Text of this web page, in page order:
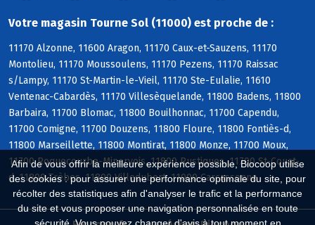
Afin de vous offrir la meilleure expérience possible, Biocoop utilise
des cookies : pour assurer une performance optimale du site, pour
récolter des statistiques afin d'analyser le trafic et la performance
du site et vous proposer une navigation personnalisée en toute
Votre magasin Tourne Sol (11000) est proche de :
11170 Alzonne, 11600 Aragon, 11170 Caux-et-Sauzens, 11170
Montolieu, 11170 Moussoulens, 11170 Pezens, 11170 Raissac
s/Lampy, 11170 St-Martin-le-Vieil, 11170 Ste-Eulalie, 11610
Ventenac-Cabardès, 11170 Villesèquelande, 11800 Badens, 11800
Barbaira, 11700 Blomac, 11800 Bouilhonnac, 11700 Capendu,
11700 Comigne, 11700 Douzens, 11800 Floure, 11800 Fontiès-d,
11800 Marseillette, 11800 Montirat, 11800 Monze, 11700 Moux,
11700 Roquecourbe-Minervois, 11800 Rustiques, 11700 St-Couat-
d, 11800 Trèbes, 11800 Villedubert, 11000 Carcassonne